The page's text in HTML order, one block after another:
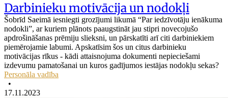
Darbinieku motivācija un nodokļi
Šobrīd Saeimā iesniegti grozījumi likumā “Par iedzīvotāju ienākuma
nodokli”, ar kuriem plānots paaugstināt jau stipri novecojušo
apdrošināšanas prēmiju slieksni, un pārskatīti arī citi darbiniekiem
piemērojamie labumi. Apskatīsim šos un citus darbinieku
motivācijas rīkus - kādi attaisnojuma dokumenti nepieciešami
izdevumu pamatošanai un kuros gadījumos iestājas nodokļu sekas?
Personāla vadība
•
17.11.2023